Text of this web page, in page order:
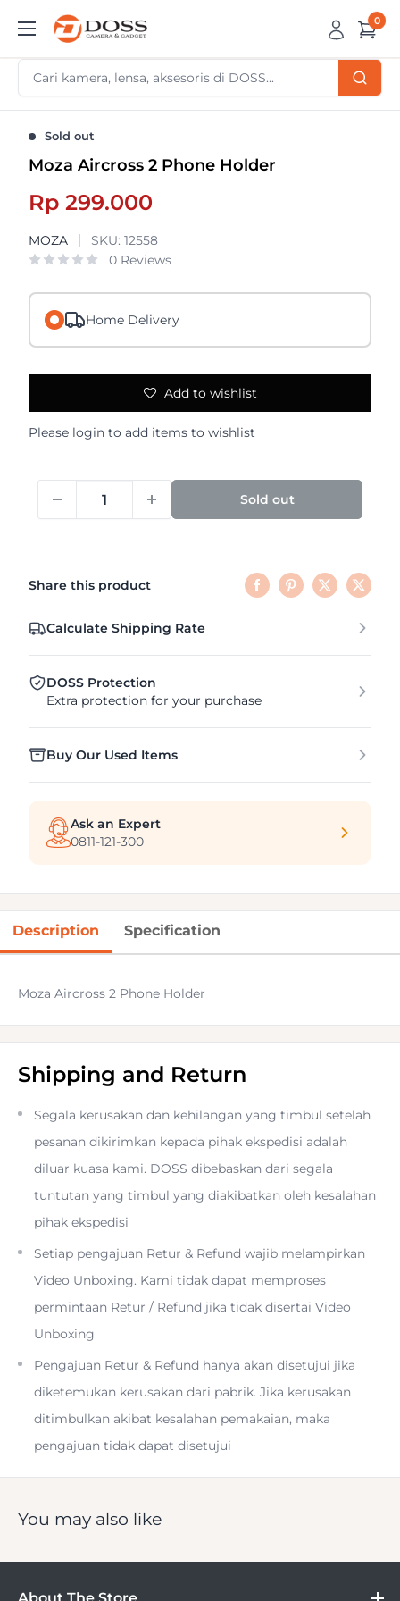
content
DOSS
Camera
&
Gadget
0
Sold out
Moza Aircross 2 Phone Holder
Sale
price
Rp 299.000
MOZA SKU: 12558
0 Reviews
Home Delivery
Add to wishlist
Please login to add items to wishlist
Sold out
Share this product
Calculate Shipping Rate
DOSS Protection
Extra protection for your purchase
Buy Our Used Items
Ask an Expert
0811-121-300
Description Specification
Moza Aircross 2 Phone Holder
Shipping and Return
Segala kerusakan dan kehilangan yang timbul setelah
pesanan dikirimkan kepada pihak ekspedisi adalah
diluar kuasa kami. DOSS dibebaskan dari segala
tuntutan yang timbul yang diakibatkan oleh kesalahan
pihak ekspedisi
Setiap pengajuan Retur & Refund wajib melampirkan
Video Unboxing. Kami tidak dapat memproses
permintaan Retur / Refund jika tidak disertai Video
Unboxing
Pengajuan Retur & Refund hanya akan disetujui jika
diketemukan kerusakan dari pabrik. Jika kerusakan
ditimbulkan akibat kesalahan pemakaian, maka
pengajuan tidak dapat disetujui
You may also like
About The Store